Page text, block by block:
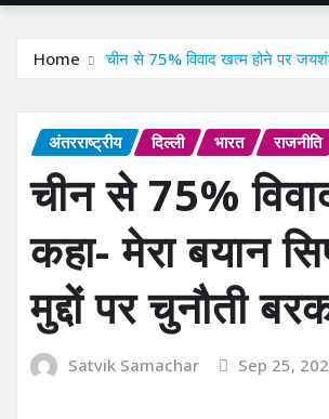
Home चीन से 75% विवाद खत्म होने पर
अंतरराष्ट्रीय दिल्ली भारत राजनीति
चीन से 75%
कहा- मेरा बयान
मुद्दों पर चुनौती
Satvik Samachar Sep 25,